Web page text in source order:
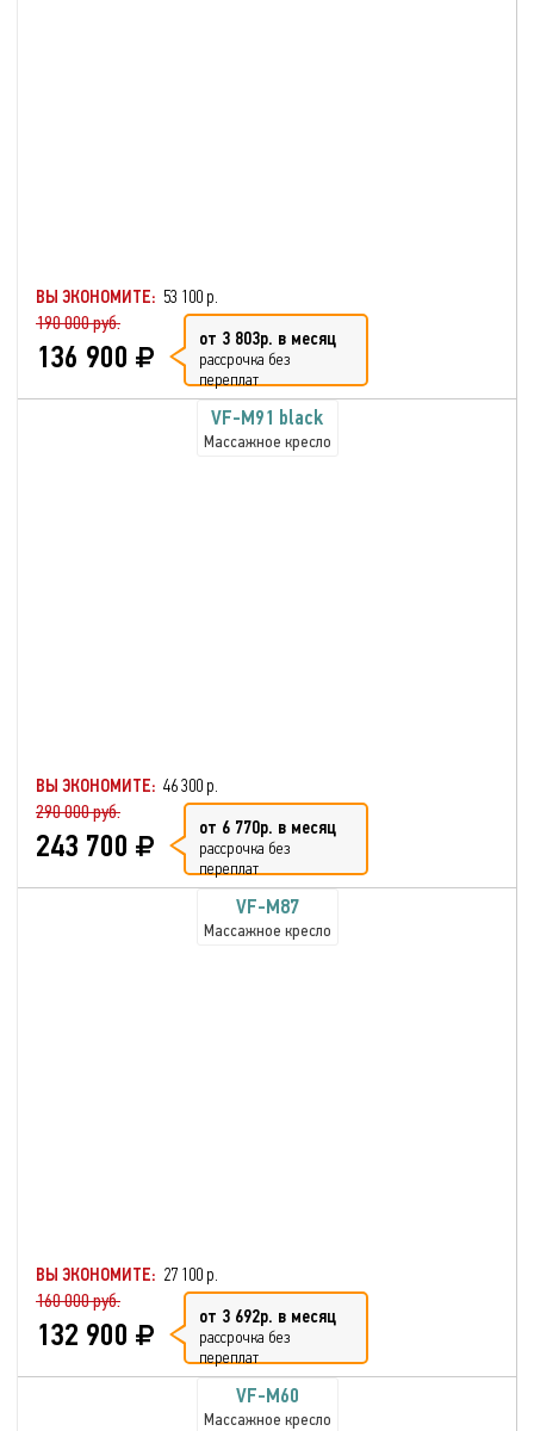
ВЫ ЭКОНОМИТЕ: 53 100 р.
190 000 руб.
136 900 от 3 803р. в месяц
рассрочка без
переплат
VF-M91 black
Массажное кресло
ВЫ ЭКОНОМИТЕ: 46 300 р.
290 000 руб.
243 700 от 6 770р. в месяц
рассрочка без
переплат
VF-M87
Массажное кресло
ВЫ ЭКОНОМИТЕ: 27 100 р.
160 000 руб.
132 900 от 3 692р. в месяц
рассрочка без
переплат
VF-M60
Массажное кресло